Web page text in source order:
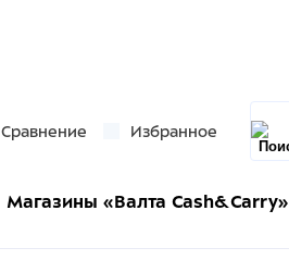
Сравнение Избранное
Магазины «Валта Cash&Carry»